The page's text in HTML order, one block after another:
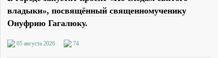
владыки», посвящённый священномученику
Онуфрию Гагалюку.
05 августа 2026 74